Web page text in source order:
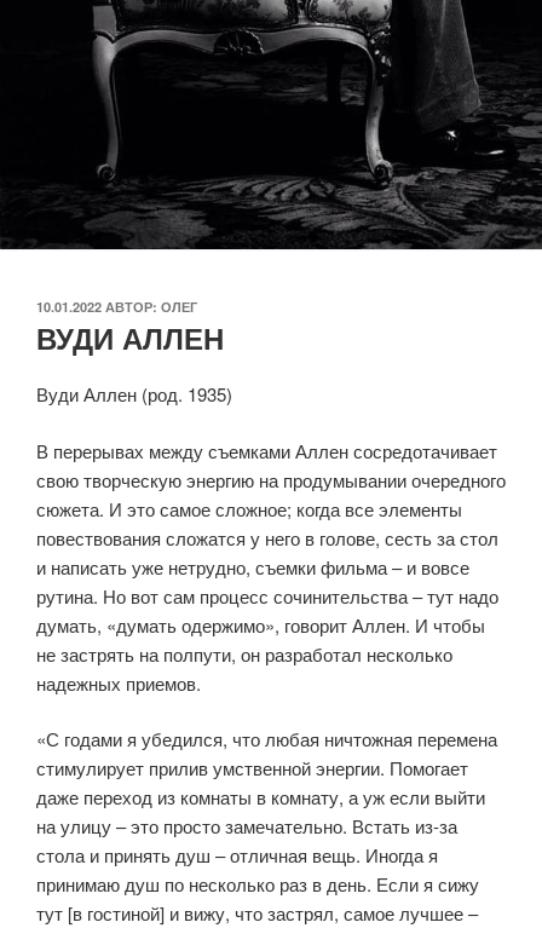
ОПУБЛИКОВАНО
10.01.2022 АВТОР: ОЛЕГ
ВУДИ АЛЛЕН
Вуди Аллен (род. 1935)
В перерывах между съемками Аллен сосредотачивает
свою творческую энергию на продумывании очередного
сюжета. И это самое сложное; когда все элементы
повествования сложатся у него в голове, сесть за стол
и написать уже нетрудно, съемки фильма – и вовсе
рутина. Но вот сам процесс сочинительства – тут надо
думать, «думать одержимо», говорит Аллен. И чтобы
не застрять на полпути, он разработал несколько
надежных приемов.
«С годами я убедился, что любая ничтожная перемена
стимулирует прилив умственной энергии. Помогает
даже переход из комнаты в комнату, а уж если выйти
на улицу – это просто замечательно. Встать из-за
стола и принять душ – отличная вещь. Иногда я
принимаю душ по несколько раз в день. Если я сижу
тут [в гостиной] и вижу, что застрял, самое лучшее –